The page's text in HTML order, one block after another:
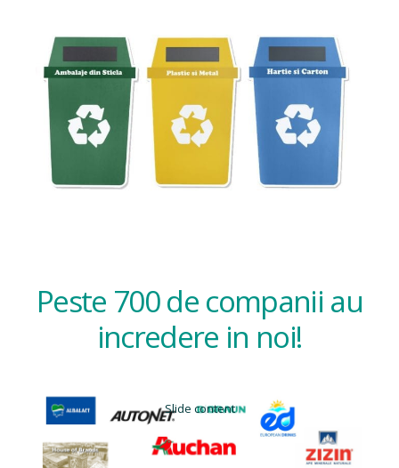
Peste 700 de companii au
incredere in noi!
Slide content